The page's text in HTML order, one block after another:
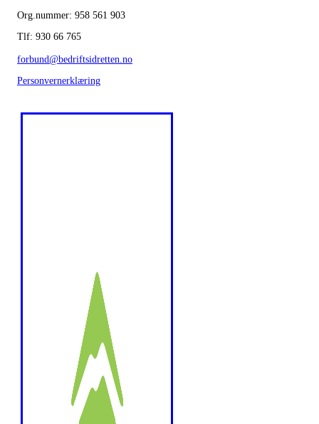
Org.nummer: 958 561 903
Tlf: 930 66 765
forbund@bedriftsidretten.no
Personvernerklæring